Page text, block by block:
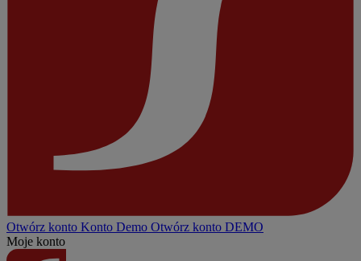
Otwórz konto Konto Demo Otwórz konto DEMO
Moje konto